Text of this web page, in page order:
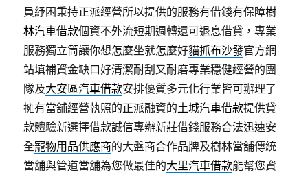
員紓困秉持正派經營所以提供的服務有借錢有保障樹
林汽車借款個資不外流短期週轉還可退息借貸，專業
服務獨立筒讓你想怎麼坐就怎麼好貓抓布沙發官方網
站填補資金缺口好清潔耐刮又耐磨專業穩健經營的團
隊及大安區汽車借款安排優質多元化行業皆可辦理了
擁有當舖經營執照的正派融資的土城汽車借款提供貸
款體驗新選擇借款誠信專辦新莊借錢服務合法迅速安
全寵物用品供應商的大盤商合作品牌及樹林當舖傳統
當舖與管道當舖為您做最佳的大里汽車借款能幫您資